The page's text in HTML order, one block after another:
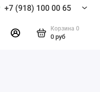
+7 (918) 100 00 65
Корзина 0
0 руб